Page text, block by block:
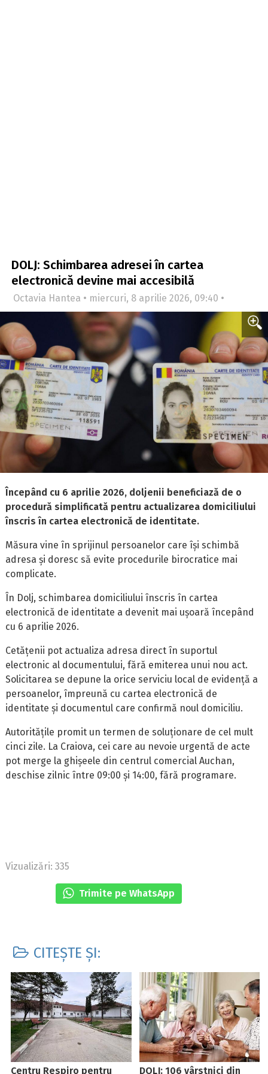
DOLJ: Schimbarea adresei în cartea
electronică devine mai accesibilă
Octavia Hantea • miercuri, 8 aprilie 2026, 09:40 •
Începând cu 6 aprilie 2026, doljenii beneficiază de o
procedură simplificată pentru actualizarea domiciliului
înscris în cartea electronică de identitate.
Măsura vine în sprijinul persoanelor care își schimbă
adresa și doresc să evite procedurile birocratice mai
complicate.
În Dolj, schimbarea domiciliului înscris în cartea
electronică de identitate a devenit mai ușoară începând
cu 6 aprilie 2026.
Cetățenii pot actualiza adresa direct în suportul
electronic al documentului, fără emiterea unui nou act.
Solicitarea se depune la orice serviciu local de evidență a
persoanelor, împreună cu cartea electronică de
identitate și documentul care confirmă noul domiciliu.
Autoritățile promit un termen de soluționare de cel mult
cinci zile. La Craiova, cei care au nevoie urgentă de acte
pot merge la ghișeele din centrul comercial Auchan,
deschise zilnic între 09:00 și 14:00, fără programare.
Vizualizări: 335
Trimite pe WhatsApp
CITEȘTE ȘI:
Centru Respiro pentru DOLJ: 106 vârstnici din